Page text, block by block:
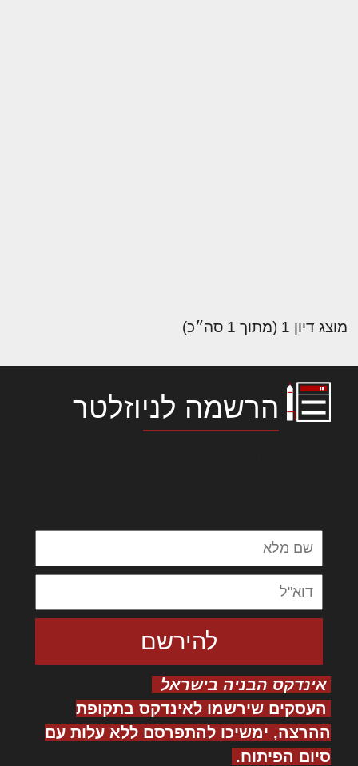
מוצג דיון 1 (מתוך 1 סה״כ)
הרשמה לניוזלטר
אינדקס הבניה בישראל
העסקים שירשמו לאינדקס בתקופת
ההרצה, ימשיכו להתפרסם ללא עלות עם
סיום הפיתוח.